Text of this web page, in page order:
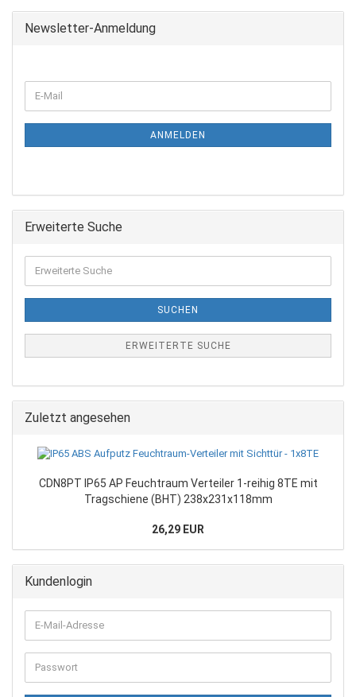
Newsletter-Anmeldung
ANMELDEN
Erweiterte Suche
SUCHEN
ERWEITERTE SUCHE
Zuletzt angesehen
CDN8PT IP65 AP Feuchtraum Verteiler 1-reihig 8TE mit
Tragschiene (BHT) 238x231x118mm
26,29 EUR
Kundenlogin